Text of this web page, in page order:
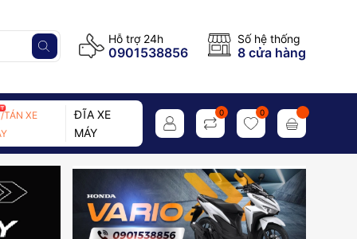
Hỗ trợ 24h
0901538856
Số hệ thống
8 cửa hàng
TÁN XE
ĐĨA XE
MÁY
0 0